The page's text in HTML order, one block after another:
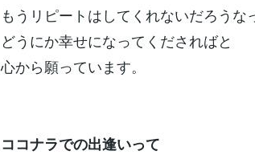
もうリピートはしてくれないだろうな
どうにか幸せになってくださればと
心から願っています。
ココナラでの出逢いって